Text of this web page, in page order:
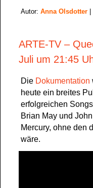
Autor: Anna Olsdotter
ARTE-TV –
Juli um 21:45
Die Dokumentation
heute ein breites
erfolgreichen
Brian May und
Mercury, ohne den
wäre.